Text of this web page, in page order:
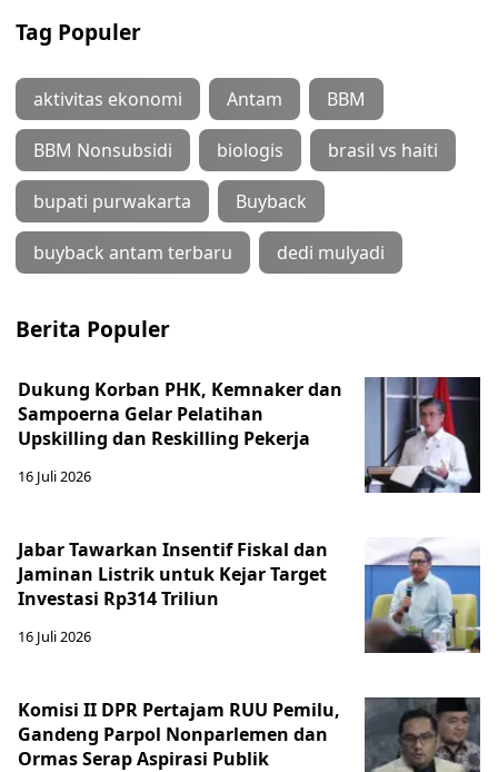
Tag Populer
aktivitas ekonomi Antam BBM
BBM Nonsubsidi biologis brasil vs haiti
bupati purwakarta Buyback
buyback antam terbaru dedi mulyadi
Berita Populer
Dukung Korban PHK, Kemnaker dan
Sampoerna Gelar Pelatihan
Upskilling dan Reskilling Pekerja
16 Juli 2026
Jabar Tawarkan Insentif Fiskal dan
Jaminan Listrik untuk Kejar Target
Investasi Rp314 Triliun
16 Juli 2026
Komisi II DPR Pertajam RUU Pemilu,
Gandeng Parpol Nonparlemen dan
Ormas Serap Aspirasi Publik